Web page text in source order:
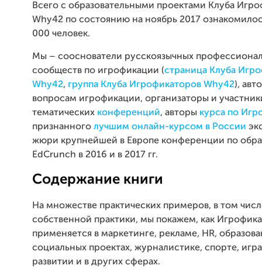
Всего с образовательными проектами Клуба
Why42 по состоянию на ноябрь 2017
000 человек.
Мы – сооснователи русскоязычных
сообществ по игрофикации (страница Клуба
Why42, группа Клуба Игрофикаторов Why42),
вопросам игрофикации, организаторы и
тематических конференций, авторы курса по
признанного лучшим онлайн-курсом в России
жюри крупнейшей в Европе конференции по
EdCrunch в 2016 и в 2017 гг.
Содержание книги
На множестве практических примеров, в том
собственной практики, мы покажем, как
применяется в маркетинге, рекламе, HR,
социальных проектах, журналистике, спорте,
развитии и в других сферах.